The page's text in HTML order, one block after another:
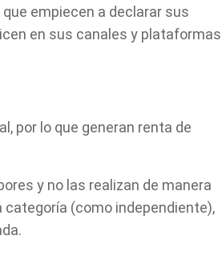
empiecen a declarar sus
en sus canales y plataformas
por lo que generan renta de
y no las realizan de manera
(como independiente),